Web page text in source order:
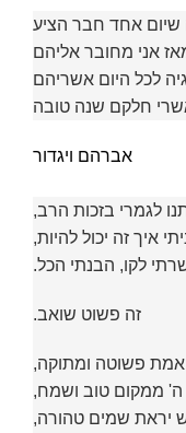
שיום אחד חבר הציע
תורה ומאז אני מחובר אליהם
לכל היום אשריהם
חלקם שנה טובה
אברהם ויגדור
לגמרי בזכות הרב,
איך זה יכול להיות,
לקו, הבנתי הכל.
זה פשוט שואב.
פשוטה ומתוקה,
ממקום טוב ושמח,
יראת שמים טהורה,